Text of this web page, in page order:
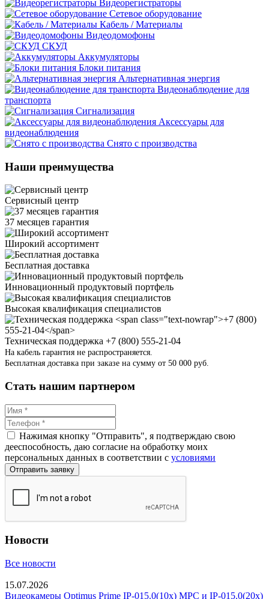
Видеорегистраторы
Сетевое оборудование
Кабель / Материалы
Видеодомофоны
СКУД
Аккумуляторы
Блоки питания
Альтернативная энергия
Видеонаблюдение для
транспорта
Сигнализация
Аксессуары для
видеонаблюдения
Снято с производства
Наши преимущества
Сервисный центр
37 месяцев гарантия
Широкий ассортимент
Бесплатная доставка
Инновационный продуктовый портфель
Высокая квалификация специалистов
Техническая поддержка +7 (800) 555-21-04
На кабель гарантия не распространяется.
Бесплатная доставка при заказе на сумму от 50 000 руб.
Стать нашим партнером
Нажимая кнопку "Отправить", я подтверждаю свою
дееспособность, даю согласие на обработку моих
персональных данных в соответствии с условиями
Новости
Все новости
15.07.2026
Видеокамеры Optimus Prime IP-015.0(10x) MPC и IP-015.0(20x)